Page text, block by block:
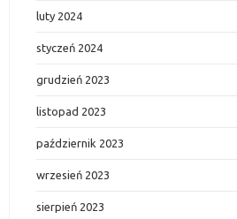
luty 2024
styczeń 2024
grudzień 2023
listopad 2023
październik 2023
wrzesień 2023
sierpień 2023